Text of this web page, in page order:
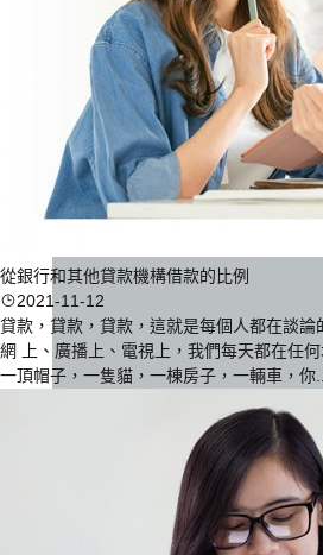
從銀行和其他貸款機構借款的比例
2021-11-12
貸款，貸款，貸款，這就是每個人都在談
網 上、廣播上、電視上，我們每天都在任
一頂帽子，一隻貓，一棟房子，一輛車，你...